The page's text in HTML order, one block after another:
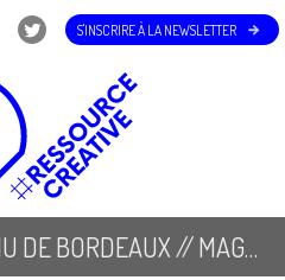
S'INSCRIRE À LA NEWSLETTER
CHU DE BORDEAUX // MAGAZINE